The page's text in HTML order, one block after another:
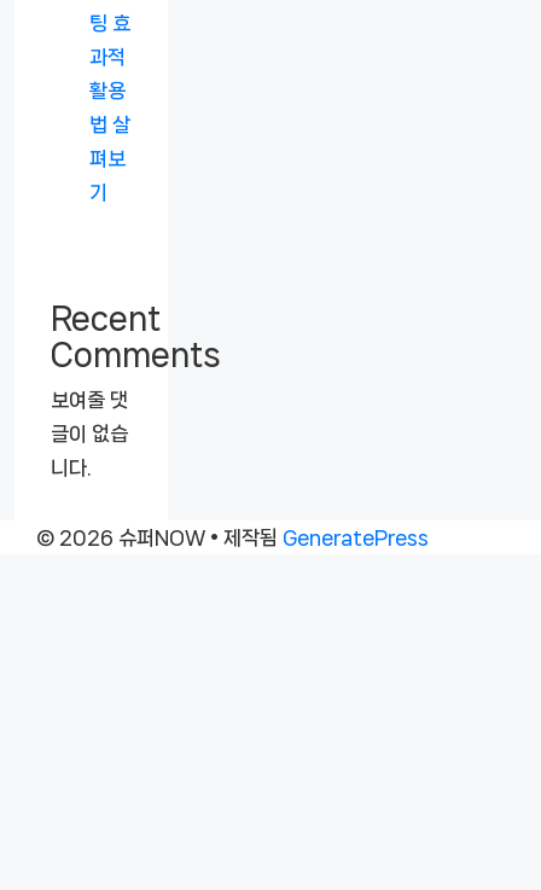
팅 효
과적
활용
법 살
펴보
기
Recent
Comments
보여줄 댓
글이 없습
니다.
© 2026 슈퍼NOW • 제작됨 GeneratePress